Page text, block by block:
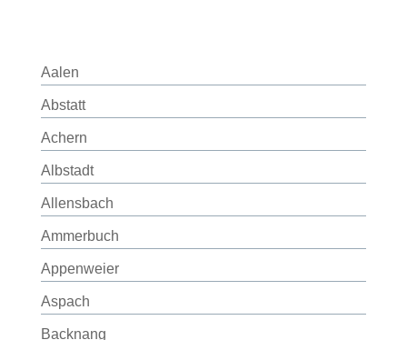
Aalen
Abstatt
Achern
Albstadt
Allensbach
Ammerbuch
Appenweier
Aspach
Backnang